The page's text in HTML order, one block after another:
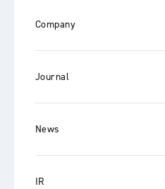
Company
Journal
News
IR